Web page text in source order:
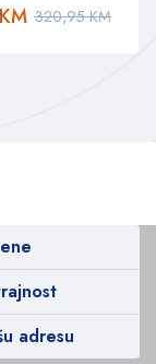
320,95KM
KM
adresu